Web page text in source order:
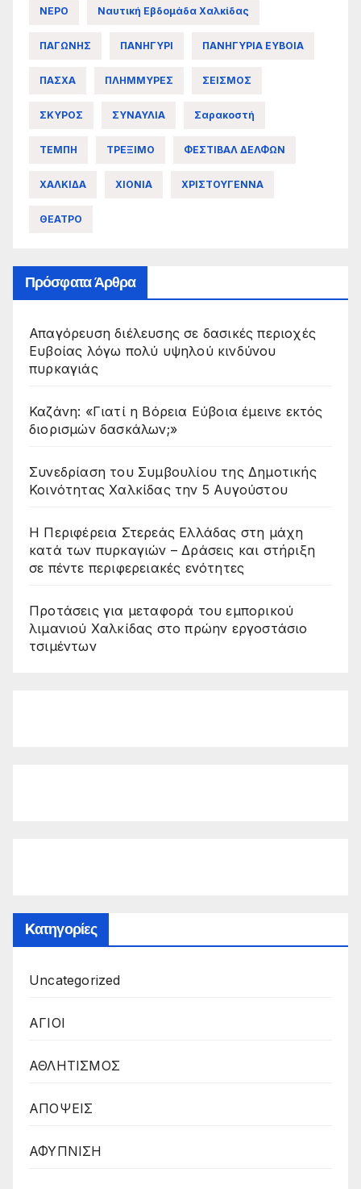
ΝΕΡΟ Ναυτική Εβδομάδα Χαλκίδας
ΠΑΓΩΝΗΣ ΠΑΝΗΓΥΡΙ ΠΑΝΗΓΥΡΙΑ ΕΥΒΟΙΑ
ΠΑΣΧΑ ΠΛΗΜΜΥΡΕΣ ΣΕΙΣΜΟΣ
ΣΚΥΡΟΣ ΣΥΝΑΥΛΙΑ Σαρακοστή
ΤΕΜΠΗ ΤΡΕΞΙΜΟ ΦΕΣΤΙΒΑΛ ΔΕΛΦΩΝ
ΧΑΛΚΙΔΑ ΧΙΟΝΙΑ ΧΡΙΣΤΟΥΓΕΝΝΑ
ΘΕΑΤΡΟ
Πρόσφατα Άρθρα
Απαγόρευση διέλευσης σε δασικές περιοχές
Ευβοίας λόγω πολύ υψηλού κινδύνου
πυρκαγιάς
Καζάνη: «Γιατί η Βόρεια Εύβοια έμεινε εκτός
διορισμών δασκάλων;»
Συνεδρίαση του Συμβουλίου της Δημοτικής
Κοινότητας Χαλκίδας την 5 Αυγούστου
Η Περιφέρεια Στερεάς Ελλάδας στη μάχη
κατά των πυρκαγιών – Δράσεις και στήριξη
σε πέντε περιφερειακές ενότητες
Προτάσεις για μεταφορά του εμπορικού
λιμανιού Χαλκίδας στο πρώην εργοστάσιο
τσιμέντων
Kατηγορίες
Uncategorized
ΑΓΙΟΙ
ΑΘΛΗΤΙΣΜΟΣ
ΑΠΟΨΕΙΣ
ΑΦΥΠΝΙΣΗ